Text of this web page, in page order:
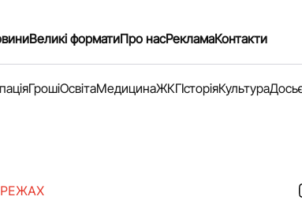
Великі форматиПро насРекламаКонтакти
ГрошіОсвітаМедицинаЖКГІсторіяКультура